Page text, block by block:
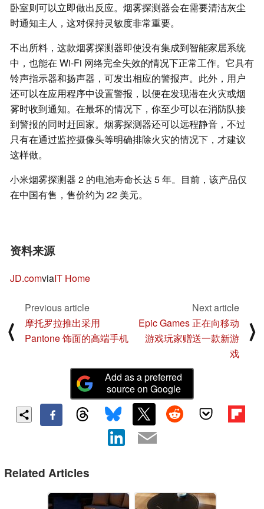
卧室则可以立即做出反应。烟雾探测器会在需要清洁灰尘
时通知主人，这对保持灵敏度非常重要。
不出所料，这款烟雾探测器即使没有集成到智能家居系统
中，也能在 Wi-Fi 网络完全失效的情况下正常工作。它具有
铃声指示器和扬声器，可发出相应的警报声。此外，用户
还可以在应用程序中设置警报，以便在发现潜在火灾或烟
雾时收到通知。在最坏的情况下，你至少可以在消防队接
到警报的同时赶回家。烟雾探测器还可以远程静音，不过
只有在通过监控摄像头等明确排除火灾的情况下，才建议
这样做。
小米烟雾探测器 2 的电池寿命长达 5 年。目前，该产品仅
在中国有售，售价约为 22 美元。
资料来源
JD.comviaIT Home
⟨
Previous article
摩托罗拉推出采用
Pantone 饰面的高端手机
Next article
Epic Games 正在向移动
游戏玩家赠送一款新游
戏
⟩
Add as a preferred
source on Google
Related Articles